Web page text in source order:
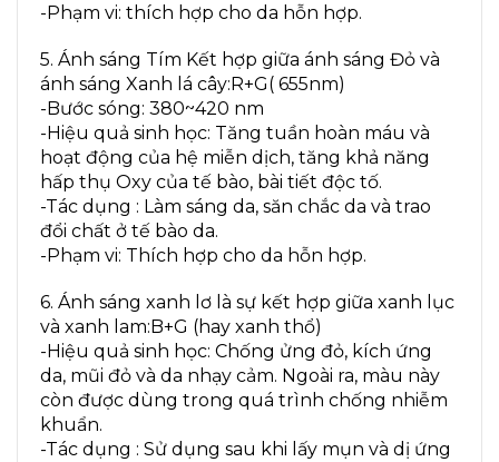
-Phạm vi: thích hợp cho da hỗn hợp.
5. Ánh sáng Tím Kết hợp giữa ánh sáng Đỏ và
ánh sáng Xanh lá cây:R+G( 655nm)
-Bước sóng: 380~420 nm
-Hiệu quả sinh học: Tăng tuần hoàn máu và
hoạt động của hệ miễn dịch, tăng khả năng
hấp thụ Oxy của tế bào, bài tiết độc tố.
-Tác dụng : Làm sáng da, săn chắc da và trao
đổi chất ở tế bào da.
-Phạm vi: Thích hợp cho da hỗn hợp.
6. Ánh sáng xanh lơ là sự kết hợp giữa xanh lục
và xanh lam:B+G (hay xanh thổ)
-Hiệu quả sinh học: Chống ửng đỏ, kích ứng
da, mũi đỏ và da nhạy cảm. Ngoài ra, màu này
còn được dùng trong quá trình chống nhiễm
khuẩn.
-Tác dụng : Sử dụng sau khi lấy mụn và dị ứng